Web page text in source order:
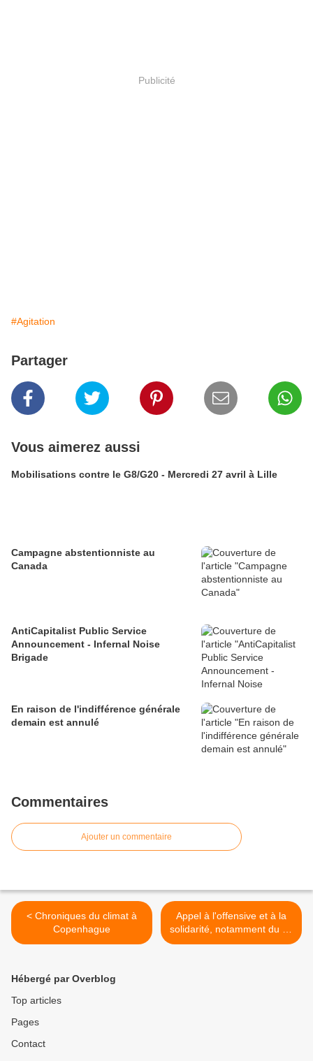
Publicité
#Agitation
Partager
Vous aimerez aussi
Mobilisations contre le G8/G20 - Mercredi 27 avril à Lille
Campagne abstentionniste au
Canada
AntiCapitalist Public Service
Announcement - Infernal Noise
Brigade
En raison de l'indifférence générale
demain est annulé
Commentaires
Ajouter un commentaire
< Chroniques du climat à
Copenhague
Appel à l'offensive et à la
solidarité, notamment du 20
décembre au 1er janvier >
Hébergé par Overblog
Top articles
Pages
Contact